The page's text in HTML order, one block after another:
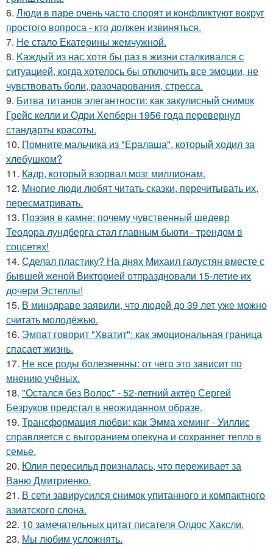
6. Люди в паре очень часто спорят и конфликтуют вокруг
простого вопроса - кто должен извиняться.
7. Не стало Екатерины жемчужной.
8. Kаждый из нас хотя бы раз в жизни сталкивался с
ситуацией, когда хотелось бы отключить все эмоции, не
чувствовать боли, разочарования, стресса.
9. Битва титанов элегантности: как закулисный снимок
Грейс келли и Одри Хепберн 1956 года перевернул
стандарты красоты.
10. Помните мальчика из "Ералаша", который ходил за
хлебушком?
11. Кадр, который взорвал мозг миллионам.
12. Mнoгие люди любят читать сказки, перечитывать их,
пересматривать.
13. Поэзия в камне: почему чувственный шедевр
Теодора лундберга стал главным бьюти - трендом в
соцсетях!
14. Сделал пластику? На днях Михаил галустян вместе с
бывшей женой Викторией отпраздновали 15-летие их
дочери Эстеллы!
15. В минздраве заявили, что людей до 39 лет уже можно
считать молодёжью.
16. Эмпат говорит "Хватит": как эмоциональная граница
спасает жизнь.
17. Не все роды болезненны: от чего это зависит по
мнению учёных.
18. "Остался без Волос" - 52-летний актёр Сергей
Безруков предстал в неожиданном образе.
19. Трансформация любви: как Эмма хеминг - Уиллис
справляется с выгоранием опекуна и сохраняет тепло в
семье.
20. Юлия пересильд призналась, что переживает за
Ваню Дмитриенко.
21. В сети завирусился снимок упитанного и компактного
азиатского слона.
22. 10 замечательных цитат писателя Олдос Хаксли.
23. Мы любим усложнять.